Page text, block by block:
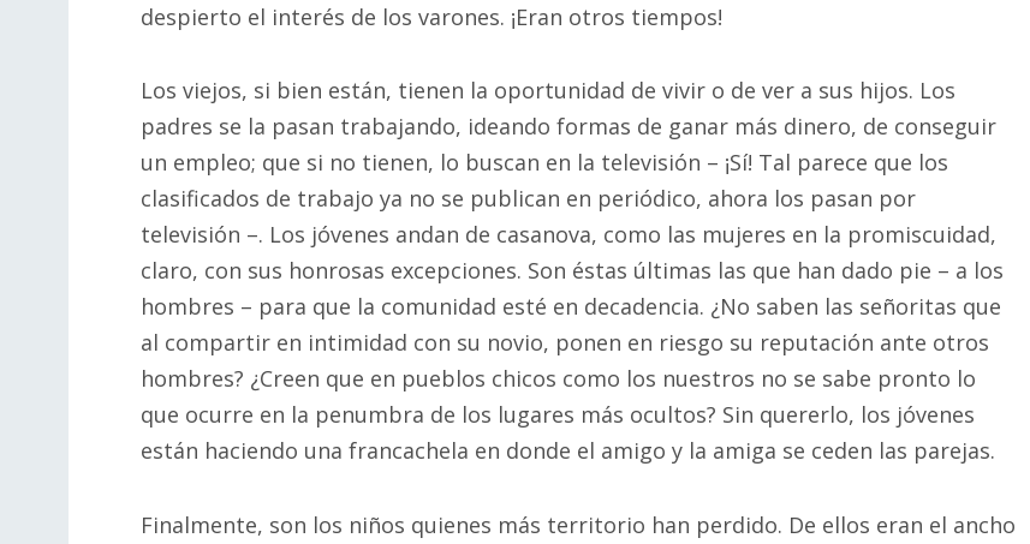
despierto el interés de los varones. ¡Eran otros tiempos!
Los viejos, si bien están, tienen la oportunidad de vivir o de ver a sus hijos. Los
padres se la pasan trabajando, ideando formas de ganar más dinero, de conseguir
un empleo; que si no tienen, lo buscan en la televisión – ¡Sí! Tal parece que los
clasificados de trabajo ya no se publican en periódico, ahora los pasan por
televisión –. Los jóvenes andan de casanova, como las mujeres en la promiscuidad,
claro, con sus honrosas excepciones. Son éstas últimas las que han dado pie – a los
hombres – para que la comunidad esté en decadencia. ¿No saben las señoritas que
al compartir en intimidad con su novio, ponen en riesgo su reputación ante otros
hombres? ¿Creen que en pueblos chicos como los nuestros no se sabe pronto lo
que ocurre en la penumbra de los lugares más ocultos? Sin quererlo, los jóvenes
están haciendo una francachela en donde el amigo y la amiga se ceden las parejas.
Finalmente, son los niños quienes más territorio han perdido. De ellos eran el ancho